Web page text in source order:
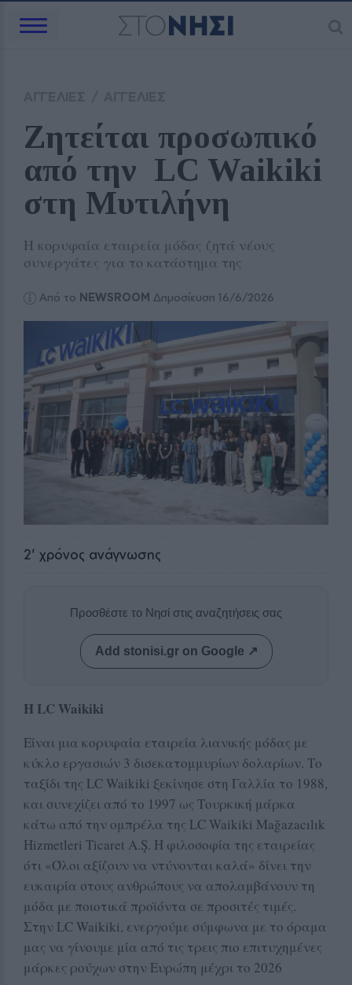
Ζητείται προσωπικό
από την  LC Waikiki
στη Μυτιλήνη
Η κορυφαία εταιρεία μόδας ζητά νέους
συνεργάτες για το κατάστημα της
Από το NEWSROOM Δημοσίευση 16/6/2026
2' χρόνος ανάγνωσης
Προσθέστε το Νησί στις αναζητήσεις σας
Add stonisi.gr on Google ↗
Η LC Waikiki
Είναι μια κορυφαία εταιρεία λιανικής μόδας με
κύκλο εργασιών 3 δισεκατομμυρίων δολαρίων. Το
ταξίδι της LC Waikiki ξεκίνησε στη Γαλλία το 1988,
και συνεχίζει από το 1997 ως Τουρκική μάρκα
κάτω από την ομπρέλα της LC Waikiki Mağazacılık
Hizmetleri Ticaret A.Ş. Η φιλοσοφία της εταιρείας
ότι «Όλοι αξίζουν να ντύνονται καλά» δίνει την
ευκαιρία στους ανθρώπους να απολαμβάνουν τη
μόδα με ποιοτικά προϊόντα σε προσιτές τιμές.
Στην LC Waikiki, ενεργούμε σύμφωνα με το όραμα
μας να γίνουμε μία από τις τρεις πιο επιτυχημένες
μάρκες ρούχων στην Ευρώπη μέχρι το 2026